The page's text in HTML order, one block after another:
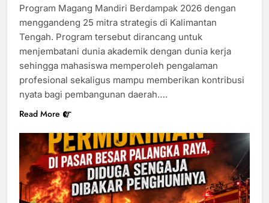
Program Magang Mandiri Berdampak 2026 dengan
menggandeng 25 mitra strategis di Kalimantan
Tengah. Program tersebut dirancang untuk
menjembatani dunia akademik dengan dunia kerja
sehingga mahasiswa memperoleh pengalaman
profesional sekaligus mampu memberikan kontribusi
nyata bagi pembangunan daerah….
Read More